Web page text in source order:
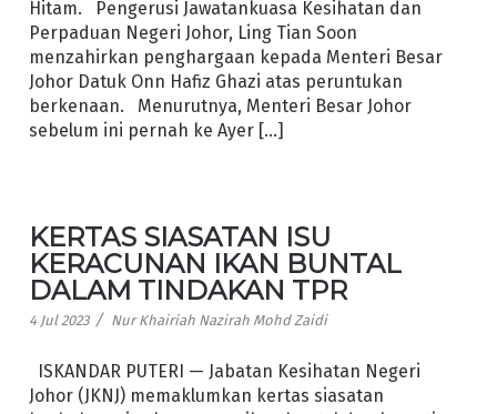
Hitam. Pengerusi Jawatankuasa Kesihatan dan
Perpaduan Negeri Johor, Ling Tian Soon
menzahirkan penghargaan kepada Menteri Besar
Johor Datuk Onn Hafiz Ghazi atas peruntukan
berkenaan. Menurutnya, Menteri Besar Johor
sebelum ini pernah ke Ayer […]
KERTAS SIASATAN ISU
KERACUNAN IKAN BUNTAL
DALAM TINDAKAN TPR
4 Jul 2023 / Nur Khairiah Nazirah Mohd Zaidi
ISKANDAR PUTERI — Jabatan Kesihatan Negeri
Johor (JKNJ) memaklumkan kertas siasatan